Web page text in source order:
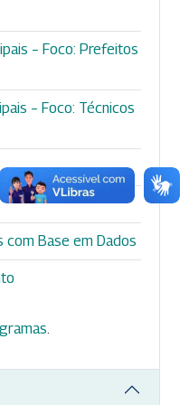
– Foco: Prefeitos
– Foco: Técnicos
com Base em Dados